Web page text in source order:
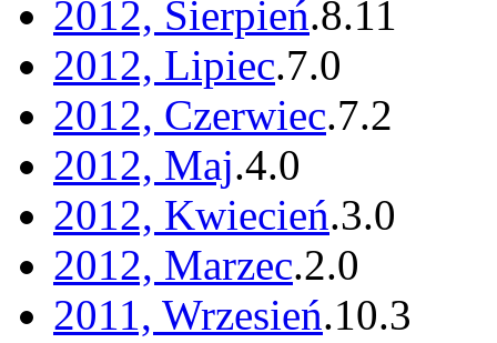
2012, Sierpień.8.11
2012, Lipiec.7.0
2012, Czerwiec.7.2
2012, Maj.4.0
2012, Kwiecień.3.0
2012, Marzec.2.0
2011, Wrzesień.10.3